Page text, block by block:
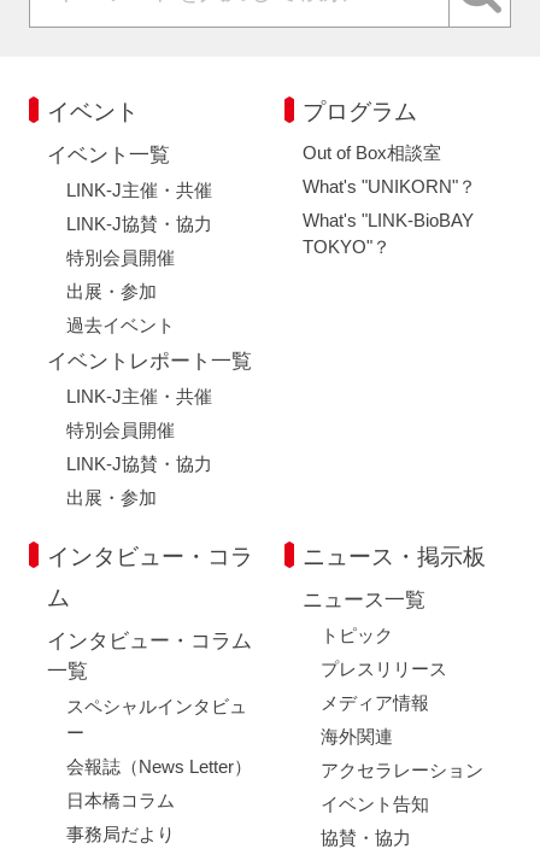
イベント
イベント一覧
LINK-J主催・共催
LINK-J協賛・協力
特別会員開催
出展・参加
過去イベント
イベントレポート一覧
LINK-J主催・共催
特別会員開催
LINK-J協賛・協力
出展・参加
プログラム
Out of Box相談室
What's "UNIKORN"？
What's "LINK-BioBAY
TOKYO"？
インタビュー・コラ
ム
インタビュー・コラム
一覧
スペシャルインタビュ
ー
会報誌（News Letter）
日本橋コラム
事務局だより
ニュース・掲示板
ニュース一覧
トピック
プレスリリース
メディア情報
海外関連
アクセラレーション
イベント告知
協賛・協力